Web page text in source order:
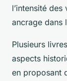
l’intensité
ancrage dans
Plusieurs
aspects
en proposant